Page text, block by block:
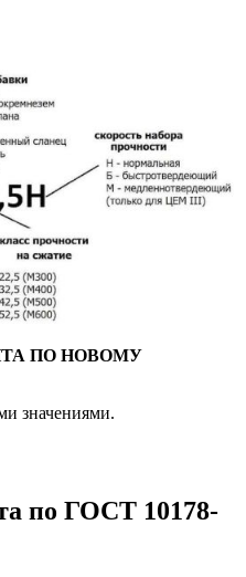
ПО НОВОМУ
значениями.
по ГОСТ 10178-